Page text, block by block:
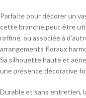
Parfaite pour décorer un
cette branche peut être
raffiné, ou associée à
arrangements floraux
Sa silhouette haute et
une présence décorative
Durable et sans entretien,